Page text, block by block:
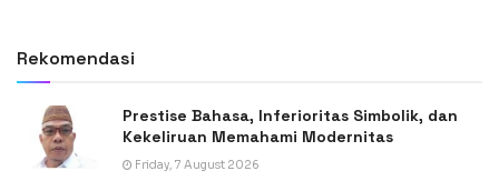
Rekomendasi
Prestise Bahasa, Inferioritas Simbolik, dan
Kekeliruan Memahami Modernitas
Friday, 7 August 2026